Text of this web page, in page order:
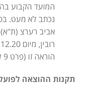
המועד הקבוע
נכתב לא מעט.
הוראה זו (פרט 9 לכללי לשכת עורכי הדין – ד.